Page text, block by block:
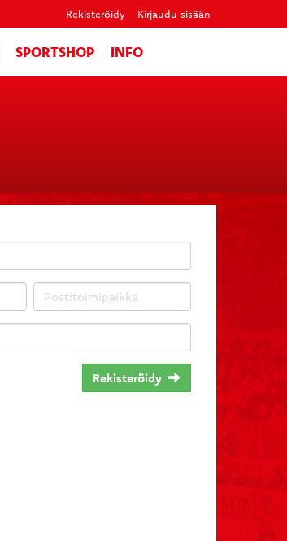
Rekisteröidy Kirjaudu sisään
SPORTSHOP INFO
Rekisteröidy